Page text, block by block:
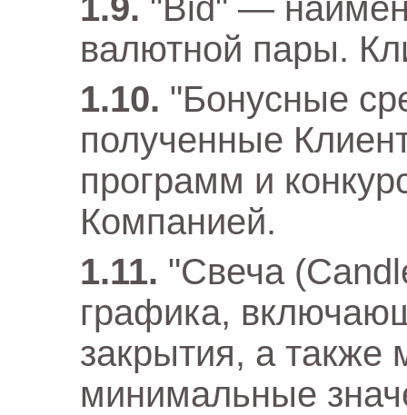
"Bid" —
валютной пары.
"Бонусные
полученные
программ и
Компанией.
"Свеча
графика,
закрытия, а также
минимальные